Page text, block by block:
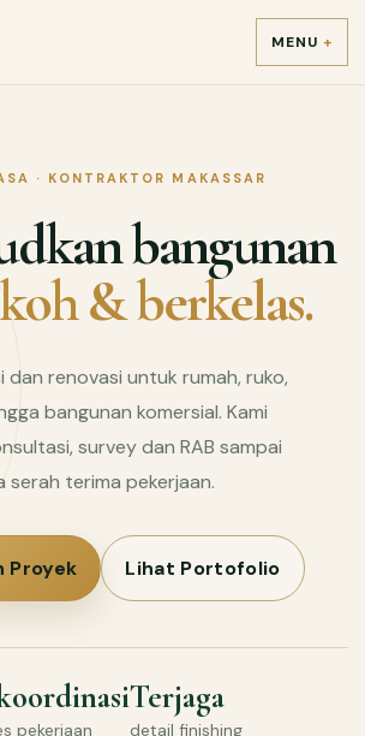
MENU
· KONTRAKTOR MAKASSAR
bangunan
& berkelas.
renovasi untuk rumah, ruko,
bangunan komersial. Kami
survey dan RAB sampai
serah terima pekerjaan.
Proyek Lihat Portofolio
pekerjaan
Terjaga
detail finishing